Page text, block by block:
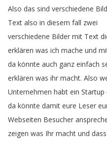
Also das sind verschiedene
Text also in diesem fall zwei
verschiedene Bilder mit Text
erklären was ich mache und
da könnte auch ganz einfach
erklären was ihr macht. Also
Unternehmen habt ein Startup
da könnte damit eure Leser
Webseiten Besucher
zeigen was Ihr macht und dass